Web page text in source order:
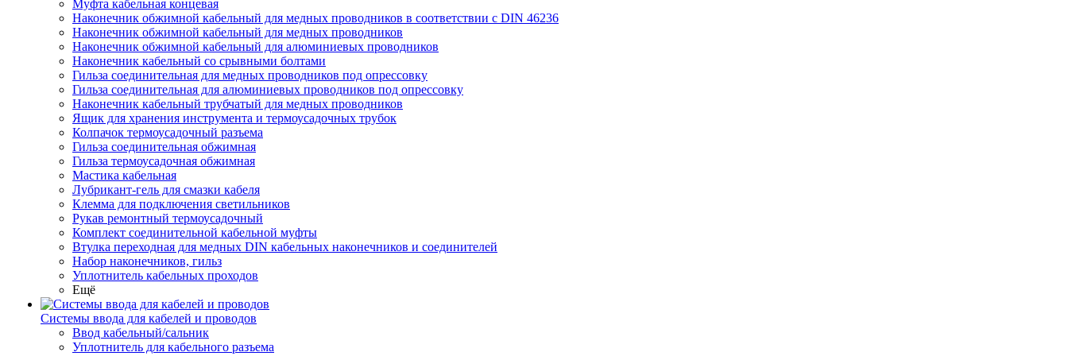
Муфта кабельная концевая
Наконечник обжимной кабельный для медных проводников в соответствии с DIN 46236
Наконечник обжимной кабельный для медных проводников
Наконечник обжимной кабельный для алюминиевых проводников
Наконечник кабельный со срывными болтами
Гильза соединительная для медных проводников под опрессовку
Гильза соединительная для алюминиевых проводников под опрессовку
Наконечник кабельный трубчатый для медных проводников
Ящик для хранения инструмента и термоусадочных трубок
Колпачок термоусадочный разъема
Гильза соединительная обжимная
Гильза термоусадочная обжимная
Мастика кабельная
Лубрикант-гель для смазки кабеля
Клемма для подключения светильников
Рукав ремонтный термоусадочный
Комплект соединительной кабельной муфты
Втулка переходная для медных DIN кабельных наконечников и соединителей
Набор наконечников, гильз
Уплотнитель кабельных проходов
Ещё
Системы ввода для кабелей и проводов
Ввод кабельный/сальник
Уплотнитель для кабельного разъема